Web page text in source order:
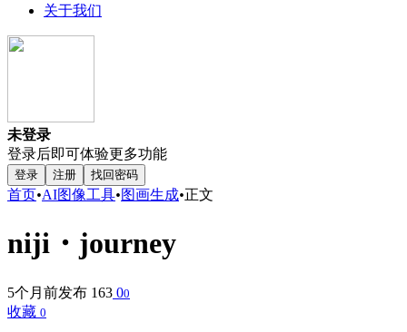
关于我们
未登录
登录后即可体验更多功能
登录 注册 找回密码
首页•AI图像工具•图画生成•正文
niji・journey
5个月前发布 163 00
收藏 0